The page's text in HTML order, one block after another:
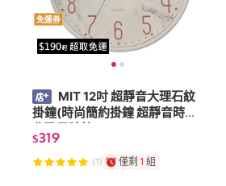
免運券
MIT 12吋 超靜音大理石紋
掛鐘(時尚簡約掛鐘 超靜音時鐘
北歐風時鐘)
$319
(1) 僅剩 1 組